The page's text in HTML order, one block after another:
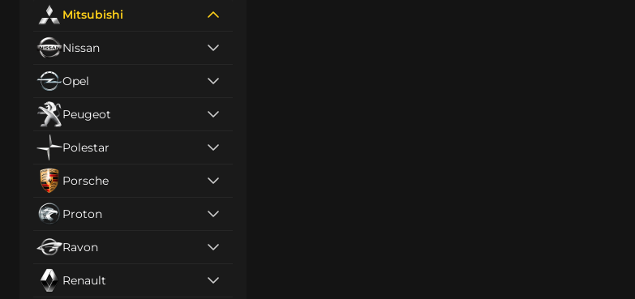
Mitsubishi
Nissan
Opel
Peugeot
Polestar
Porsche
Proton
Ravon
Renault